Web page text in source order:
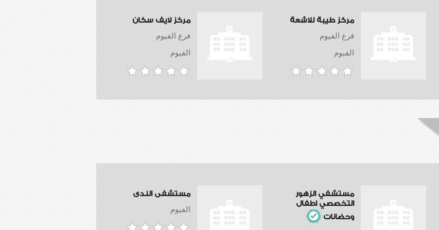
مركز لايف سكان
فرع الفيوم
الفيوم
مركز طيبة للاشعة
فرع الفيوم
الفيوم
مستشفى الندى
الفيوم
مستشفي الزهور
التخصصي اطفال
وحضانات